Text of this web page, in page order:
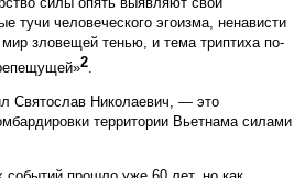
человеческого эгоизма, ненависти
зловещей тенью, и тема триптиха по-
2.
Святослав Николаевич, — это
территории Вьетнама силами